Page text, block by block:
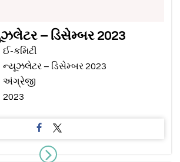
– ડિસેમ્બર 2023
ઈ-કમિટી
ન્યૂઝલેટર – ડિસેમ્બર 2023
અંગ્રેજી
2023